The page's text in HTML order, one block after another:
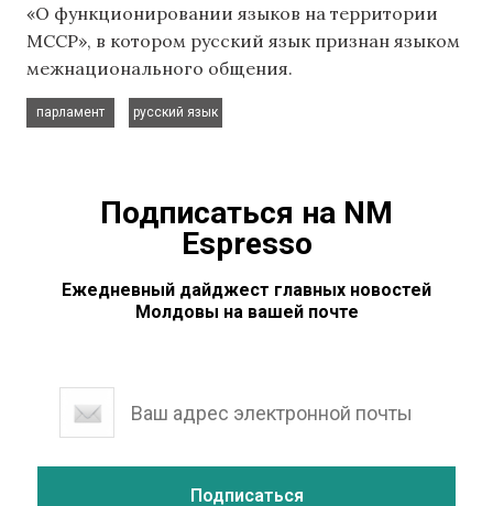
«О функционировании языков на территории
МССР», в котором русский язык признан языком
межнационального общения.
парламент
русский язык
Подписаться на NM
Espresso
Ежедневный дайджест главных новостей
Молдовы на вашей почте